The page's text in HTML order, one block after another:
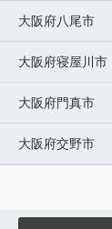
大阪府八尾市
大阪府寝屋川市
大阪府門真市
大阪府交野市